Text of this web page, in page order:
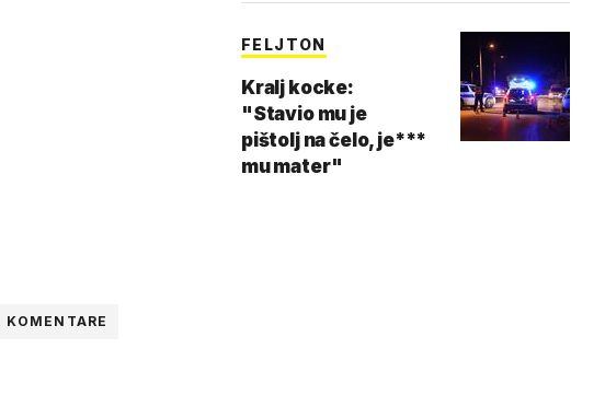
KOMENTARE
FELJTON
Kralj kocke:
"Stavio mu je
pištolj na čelo, je***
mu mater"